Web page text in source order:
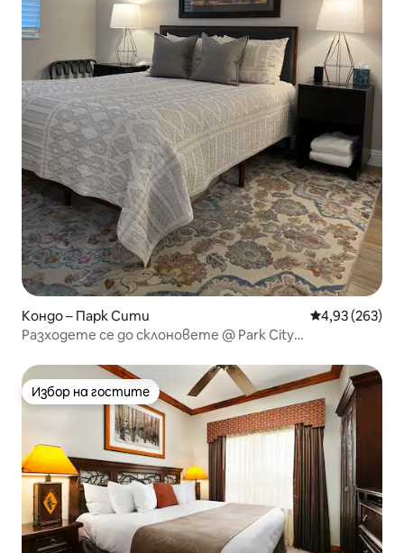
Кондо – Парк Сити Средна
4,93 (263)
Разходете се до склоновете @ Park City
Избор на гостите
Избор на гостите